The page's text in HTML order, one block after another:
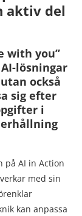
aktiv del
with you”
lösningar
också
sig efter
i
på AI in Action
med sin
kan anpassa